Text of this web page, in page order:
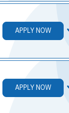
APPLY NOW
APPLY NOW